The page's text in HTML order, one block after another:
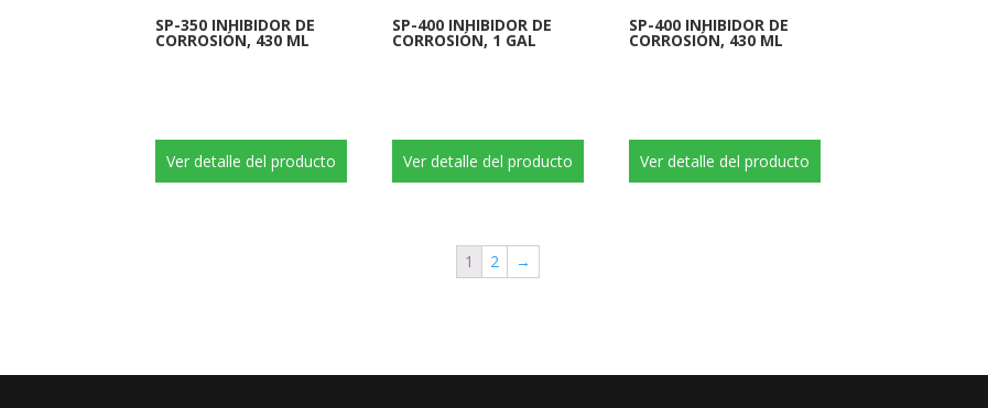
SP-350 INHIBIDOR DE
CORROSIÓN, 430 ML
Ver detalle del producto
SP-400 INHIBIDOR DE
CORROSIÓN, 1 GAL
Ver detalle del producto
SP-400 INHIBIDOR DE
CORROSIÓN, 430 ML
Ver detalle del producto
1 2 →